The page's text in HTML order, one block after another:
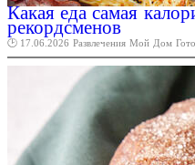
Какая еда самая
рекордсменов
🕑 17.06.2026 Развлечения Мой Дом